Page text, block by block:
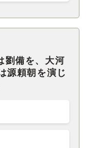
劉備を、大河
源頼朝を演じ